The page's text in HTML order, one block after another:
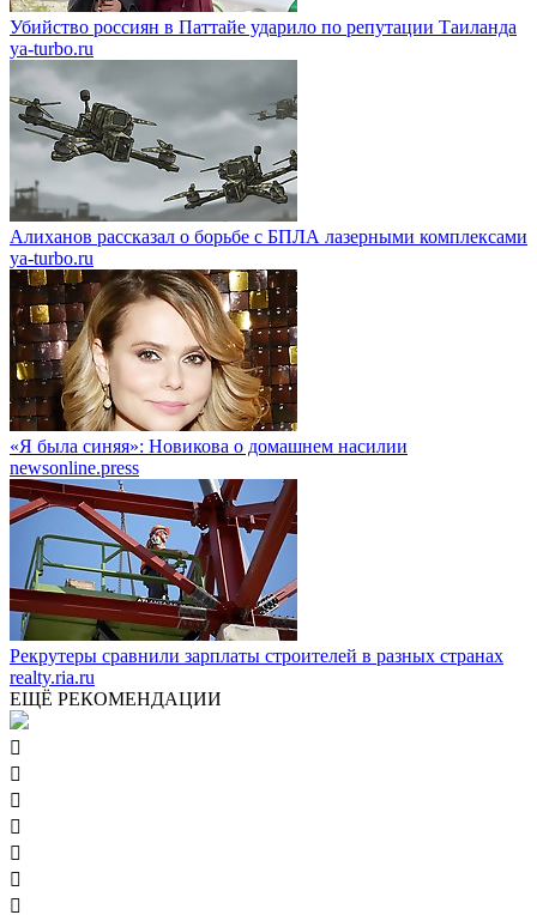
Убийство россиян в Паттайе ударило по репутации Таиланда
ya-turbo.ru
Алиханов рассказал о борьбе с БПЛА лазерными комплексами
ya-turbo.ru
«Я была синяя»: Новикова о домашнем насилии
newsonline.press
Рекрутеры сравнили зарплаты строителей в разных странах
realty.ria.ru
ЕЩЁ РЕКОМЕНДАЦИИ






